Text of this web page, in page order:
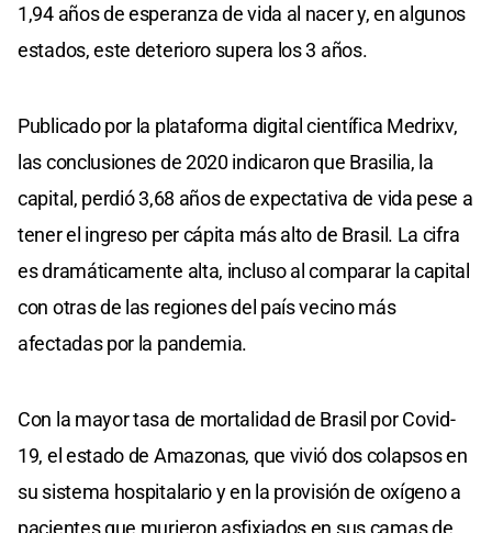
1,94 años de esperanza de vida al nacer y, en algunos
estados, este deterioro supera los 3 años.
Publicado por la plataforma digital científica Medrixv,
las conclusiones de 2020 indicaron que Brasilia, la
capital, perdió 3,68 años de expectativa de vida pese a
tener el ingreso per cápita más alto de Brasil. La cifra
es dramáticamente alta, incluso al comparar la capital
con otras de las regiones del país vecino más
afectadas por la pandemia.
Con la mayor tasa de mortalidad de Brasil por Covid-
19, el estado de Amazonas, que vivió dos colapsos en
su sistema hospitalario y en la provisión de oxígeno a
pacientes que murieron asfixiados en sus camas de